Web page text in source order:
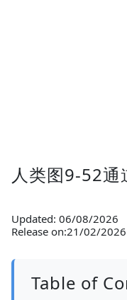
人类图9-52通
Updated: 06/08/2026
Release on:21/02/2026
Table of